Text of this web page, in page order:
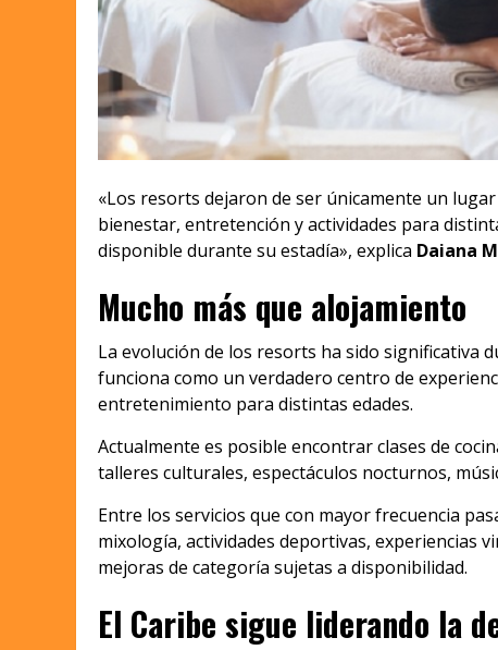
«Los resorts dejaron de ser únicamente un
bienestar, entretención y actividades para
disponible durante su estadía», explica Daiana
Mucho más que alojamiento
La evolución de los resorts ha sido significativa
funciona como un verdadero centro de
entretenimiento para distintas edades.
Actualmente es posible encontrar clases de
talleres culturales, espectáculos nocturnos,
Entre los servicios que con mayor frecuencia
mixología, actividades deportivas, experiencias
mejoras de categoría sujetas a disponibilidad.
El Caribe sigue liderando la